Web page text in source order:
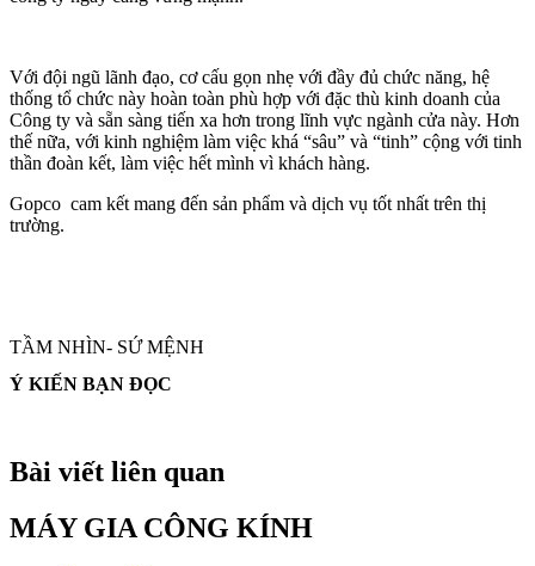
Với đội ngũ lãnh đạo, cơ cấu gọn nhẹ với đầy đủ chức năng, hệ
thống tổ chức này hoàn toàn phù hợp với đặc thù kinh doanh của
Công ty và sẵn sàng tiến xa hơn trong lĩnh vực ngành cửa này. Hơn
thế nữa, với kinh nghiệm làm việc khá “sâu” và “tinh” cộng với tinh
thần đoàn kết, làm việc hết mình vì khách hàng.
Gopco cam kết mang đến sản phẩm và dịch vụ tốt nhất trên thị
trường.
TẦM NHÌN- SỨ MỆNH
Ý KIẾN BẠN ĐỌC
Bài viết liên quan
MÁY GIA CÔNG KÍNH